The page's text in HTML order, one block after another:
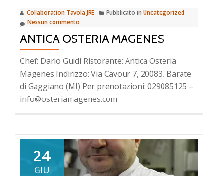
Collaboration Tavola JRE Pubblicato in Uncategorized
Nessun commento
ANTICA OSTERIA MAGENES
Chef: Dario Guidi Ristorante: Antica Osteria
Magenes Indirizzo: Via Cavour 7, 20083, Barate
di Gaggiano (MI) Per prenotazioni: 029085125 –
info@osteriamagenes.com
24
GIU